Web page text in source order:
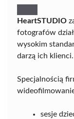
HeartSTUDIO
fotografów
wysokim
darzą ich klienci.
Specjalnością
sesje